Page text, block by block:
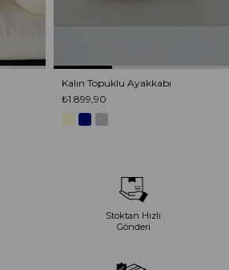
Kalın Topuklu Ayakkabı
₺1.899,90
Stoktan Hızlı
Gönderi